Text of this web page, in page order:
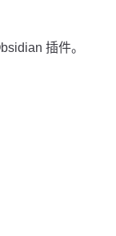
插件。